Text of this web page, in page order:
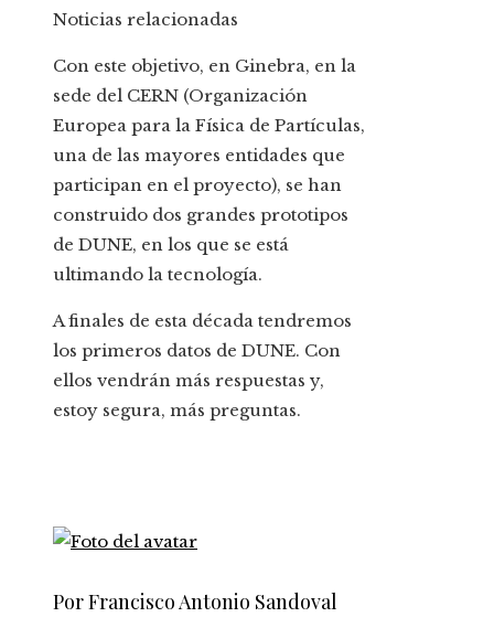
Noticias relacionadas
Con este objetivo, en Ginebra, en la
sede del CERN (Organización
Europea para la Física de Partículas,
una de las mayores entidades que
participan en el proyecto), se han
construido dos grandes prototipos
de DUNE, en los que se está
ultimando la tecnología.
A finales de esta década tendremos
los primeros datos de DUNE. Con
ellos vendrán más respuestas y,
estoy segura, más preguntas.
Por Francisco Antonio Sandoval